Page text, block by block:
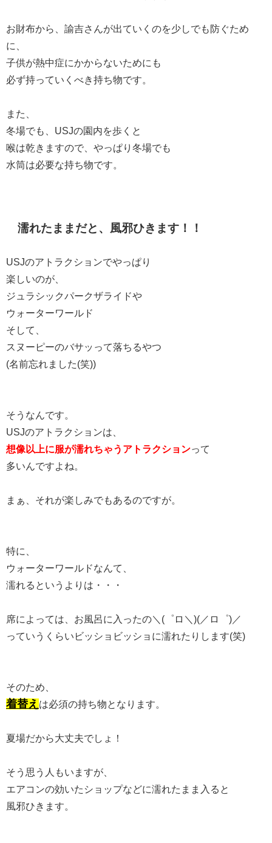
お財布から、諭吉さんが出ていくのを少しでも防ぐため
に、
子供が熱中症にかからないためにも
必ず持っていくべき持ち物です。
また、
冬場でも、USJの園内を歩くと
喉は乾きますので、やっぱり冬場でも
水筒は必要な持ち物です。
濡れたままだと、風邪ひきます！！
USJのアトラクションでやっぱり
楽しいのが、
ジュラシックパークザライドや
ウォーターワールド
そして、
スヌーピーのバサッって落ちるやつ
(名前忘れました(笑))
そうなんです。
USJのアトラクションは、
想像以上に服が濡れちゃうアトラクションって
多いんですよね。
まぁ、それが楽しみでもあるのですが。
特に、
ウォーターワールドなんて、
濡れるというよりは・・・
席によっては、お風呂に入ったの＼(゜ロ＼)(／ロ゜)／
っていうくらいビッショビッショに濡れたりします(笑)
そのため、
着替え は必須の持ち物となります。
夏場だから大丈夫でしょ！
そう思う人もいますが、
エアコンの効いたショップなどに濡れたまま入ると
風邪ひきます。